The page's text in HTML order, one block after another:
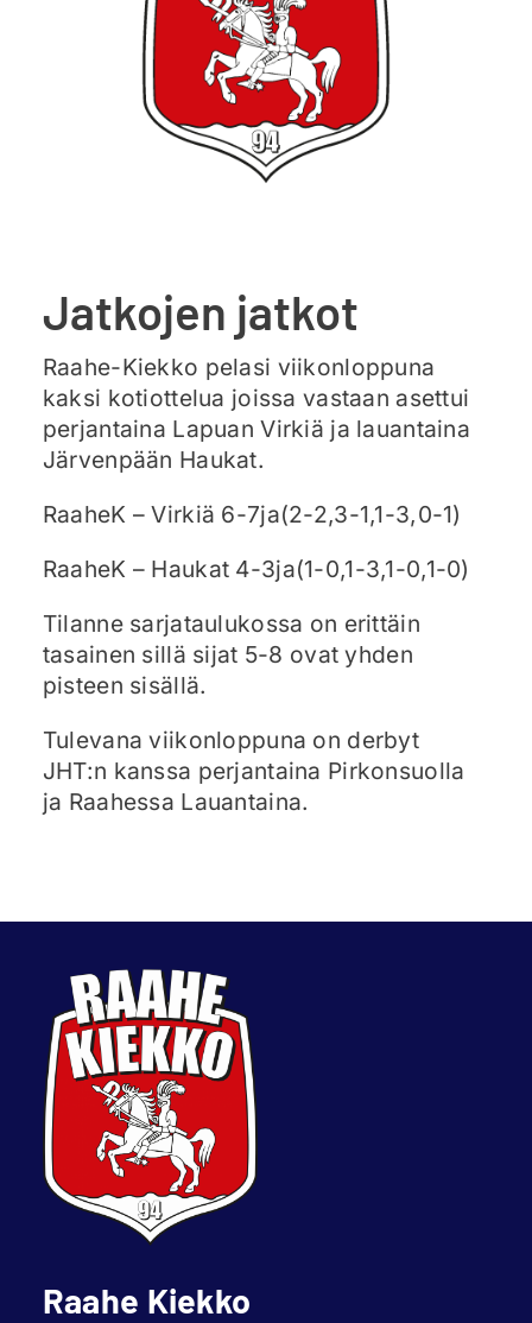
Ajankohtaista
Jatkojen jatkot
Raahe-Kiekko pelasi viikonloppuna
kaksi kotiottelua joissa vastaan asettui
perjantaina Lapuan Virkiä ja lauantaina
Järvenpään Haukat.
RaaheK – Virkiä 6-7ja(2-2,3-1,1-3,0-1)
RaaheK – Haukat 4-3ja(1-0,1-3,1-0,1-0)
Tilanne sarjataulukossa on erittäin
tasainen sillä sijat 5-8 ovat yhden
pisteen sisällä.
Tulevana viikonloppuna on derbyt
JHT:n kanssa perjantaina Pirkonsuolla
ja Raahessa Lauantaina.
Raahe Kiekko